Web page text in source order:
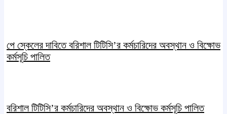
পে স্কেলের দাবিতে বরিশাল টিটিসি’র কর্মচারিদের অবস্থান ও বিক্ষোভ
কর্মসূচি পালিত
বরিশাল টিটিসি’র কর্মচারিদের অবস্থান ও বিক্ষোভ কর্মসূচি পালিত